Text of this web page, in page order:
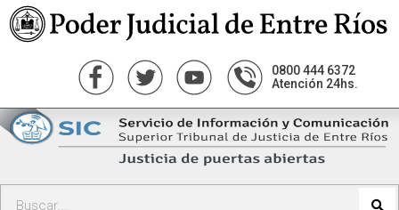
0800 444 6372
Atención 24hs.